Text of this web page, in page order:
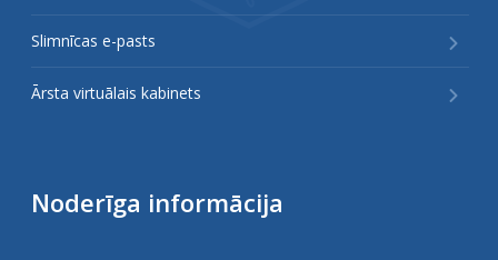
Slimnīcas e-pasts
Ārsta virtuālais kabinets
Noderīga informācija